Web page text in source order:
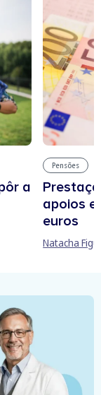
a
Pensões
apoios
euros
Natacha